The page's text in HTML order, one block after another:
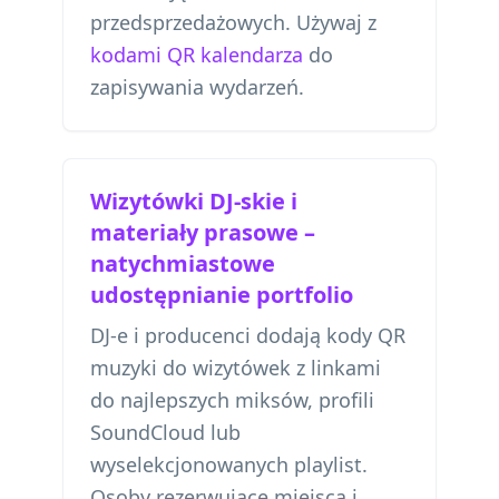
przedsprzedażowych. Używaj z
kodami QR kalendarza do
zapisywania wydarzeń.
Wizytówki DJ-skie i
materiały prasowe –
natychmiastowe
udostępnianie portfolio
DJ-e i producenci dodają kody QR
muzyki do wizytówek z linkami
do najlepszych miksów, profili
SoundCloud lub
wyselekcjonowanych playlist.